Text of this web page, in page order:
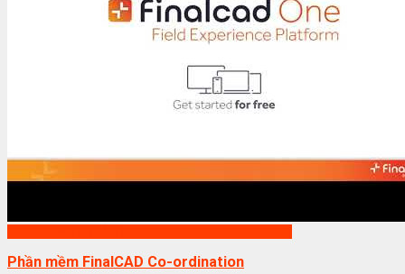
Phần mềm FinalCAD Co-ordination